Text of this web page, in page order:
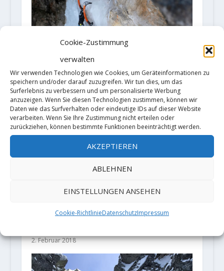
Cookie-Zustimmung
verwalten
Wir verwenden Technologien wie Cookies, um Geräteinformationen zu
speichern und/oder darauf zuzugreifen. Wir tun dies, um das
Surferlebnis zu verbessern und um personalisierte Werbung
anzuzeigen. Wenn Sie diesen Technologien zustimmen, können wir
Daten wie das Surfverhalten oder eindeutige IDs auf dieser Website
verarbeiten. Wenn Sie Ihre Zustimmung nicht erteilen oder
zurückziehen, können bestimmte Funktionen beeinträchtigt werden.
AKZEPTIEREN
ABLEHNEN
EINSTELLUNGEN ANSEHEN
Cookie-RichtlinieDatenschutzImpressum
Florian Riegler klettert „Sick and
2. Februar 2018